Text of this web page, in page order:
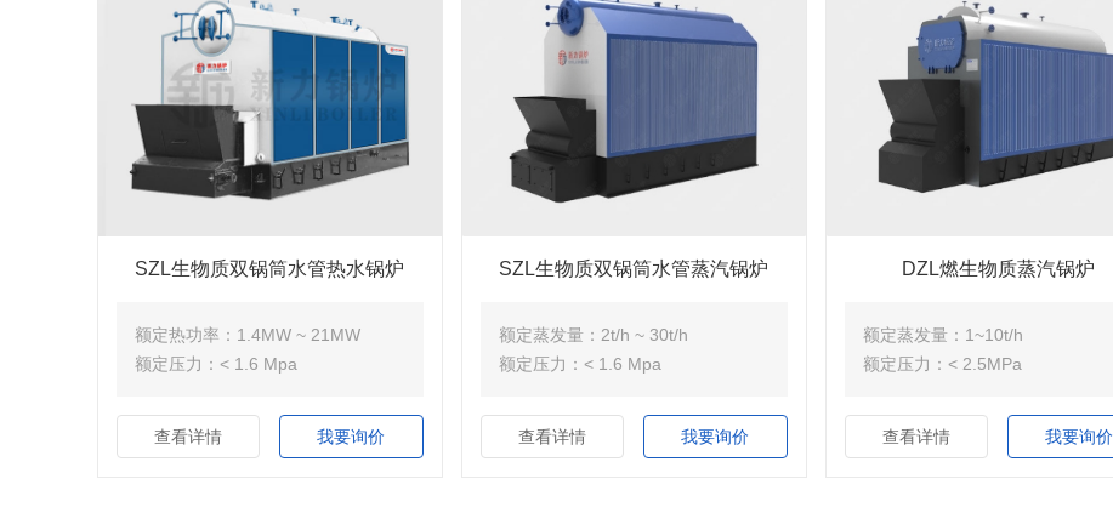
SZL生物质双锅筒水管热水锅炉
额定热功率：1.4MW ~ 21MW
额定压力：< 1.6 Mpa
查看详情 我要询价
SZL生物质双锅筒水管蒸汽锅炉
额定蒸发量：2t/h ~ 30t/h
额定压力：< 1.6 Mpa
查看详情 我要询价
DZL燃生物质蒸汽锅炉
额定蒸发量：1~10t/h
额定压力：< 2.5MPa
查看详情 我要询价